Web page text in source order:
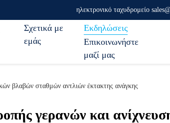
ηλεκτρονικό ταχυδρομείο
Σχετικά με
εμάς
Εκδηλώσεις
Επικοινωνήστε
μαζί μας
βλαβών σταθμών αντλιών έκτακτης ανάγκης
γερανών και